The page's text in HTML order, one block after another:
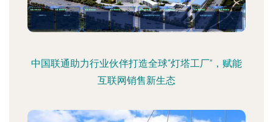
中国联通助力行业伙伴打造全球“灯塔工厂”，赋能
互联网销售新生态